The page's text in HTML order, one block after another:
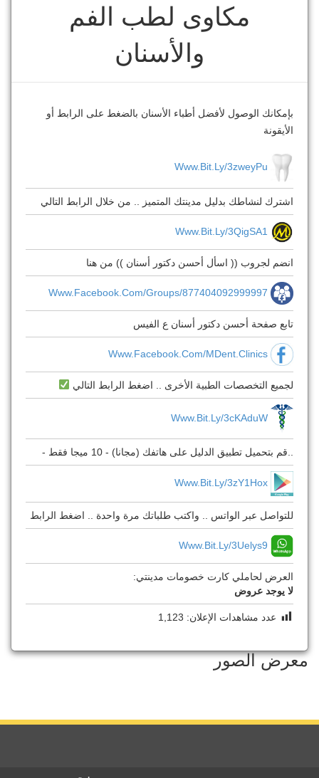
مكاوى لطب الفم
والأسنان
بإمكانك الوصول لأفضل أطباء الأسنان بالضغط على الرابط أو
الأيقونة
Www.bit.ly/3zweyPu
اشترك لنشاطك بدليل مدينتك المتميز .. من خلال الرابط التالي
Www.bit.ly/3QigSA1
انضم لجروب (( اسأل أحسن دكتور أسنان )) من هنا
Www.facebook.com/groups/877404092999997
تابع صفحة أحسن دكتور أسنان ع الفيس
Www.facebook.com/MDent.Clinics
لجميع التخصصات الطبية الأخرى .. اضغط الرابط التالي
Www.bit.ly/3cKAduW
..قم بتحميل تطبيق الدليل على هاتفك (مجانا) - 10 ميجا فقط -
Www.bit.ly/3zY1Hox
للتواصل عبر الواتس .. واكتب طلباتك مرة واحدة .. اضغط الرابط
Www.bit.ly/3Uelys9
العرض لحاملي كارت خصومات مدينتي:
لا يوجد عروض
عدد مشاهدات الإعلان: 1,123
معرض الصور